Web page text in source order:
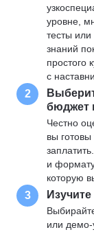
уровне,
тесты или
знаний
простого
с
2
бюджет
Честно
вы готовы
и
которую
3
или демо-